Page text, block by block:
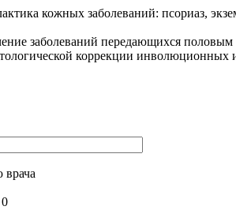
кожных заболеваний: псориаз,
заболеваний передающихся половым
коррекции инволюционных
0